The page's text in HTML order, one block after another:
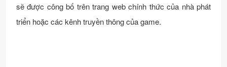
sẽ được công bố trên trang web chính thức của nhà phát
triển hoặc các kênh truyền thông của game.